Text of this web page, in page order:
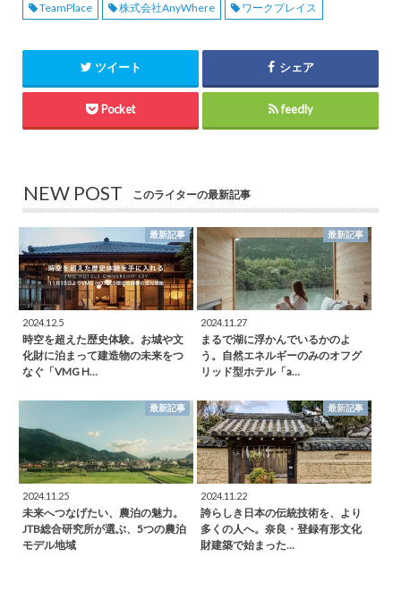
TeamPlace
株式会社AnyWhere ワークプレイス
ツイート シェア
Pocket feedly
NEW POST このライターの最新記事
最新記事
2024.12.5
時空を超えた歴史体験。お城や文
化財に泊まって建造物の未来をつ
なぐ「VMG H…
最新記事
2024.11.27
まるで湖に浮かんでいるかのよ
う。自然エネルギーのみのオフグ
リッド型ホテル「a…
最新記事
2024.11.25
未来へつなげたい、農泊の魅力。
JTB総合研究所が選ぶ、5つの農泊
モデル地域
最新記事
2024.11.22
誇らしき日本の伝統技術を、より
多くの人へ。奈良・登録有形文化
財建築で始まった…